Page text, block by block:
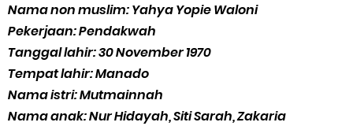
Nama non muslim: Yahya Yopie Waloni
Pekerjaan: Pendakwah
Tanggal lahir: 30 November 1970
Tempat lahir: Manado
Nama istri: Mutmainnah
Nama anak: Nur Hidayah, Siti Sarah, Zakaria